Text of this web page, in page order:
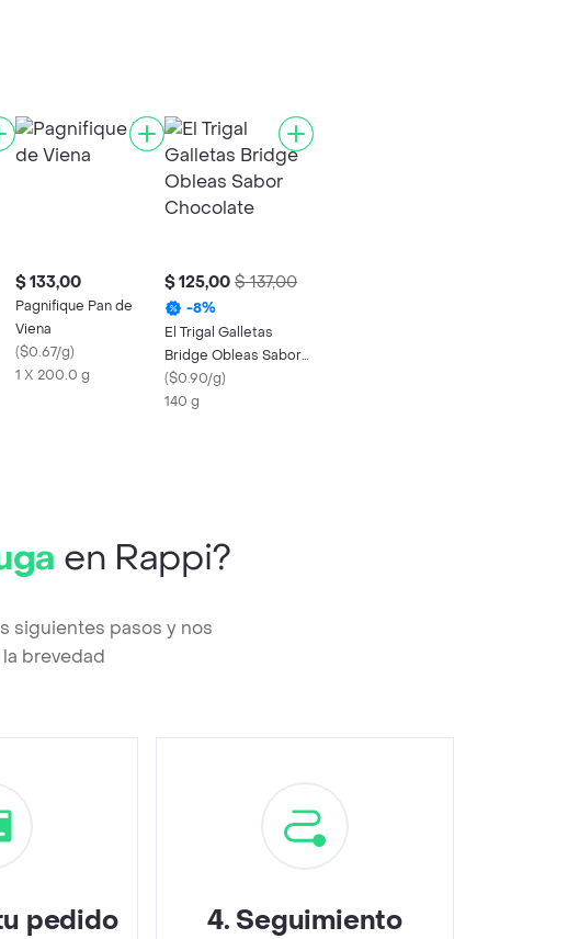
$ 133,00
Pagnifique Pan de
Viena
($0.67/g)
1 X 200.0 g
$ 125,00 $ 137,00
-8%
El Trigal Galletas
Bridge Obleas Sabor
Chocolate
($0.90/g)
140 g
en Rappi?
siguientes pasos y nos
brevedad
pedido 4. Seguimiento